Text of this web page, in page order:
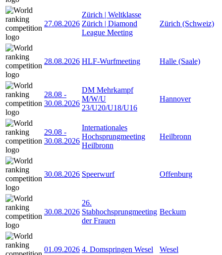
27.08.2026
Zürich | Weltklasse
Zürich | Diamond
League Meeting
Zürich (Schweiz)
28.08.2026 HLF-Wurfmeeting Halle (Saale)
28.08 -
30.08.2026
DM Mehrkampf
M/W/U
23/U20/U18/U16
Hannover
29.08 -
30.08.2026
Internationales
Hochsprungmeeting
Heilbronn
Heilbronn
30.08.2026 Speerwurf Offenburg
30.08.2026
26.
Stabhochsprungmeeting
der Frauen
Beckum
01.09.2026 4. Domspringen Wesel Wesel